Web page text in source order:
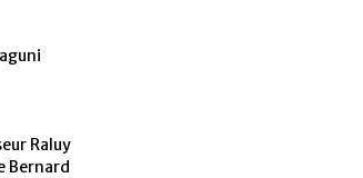
Raluy
Bernard